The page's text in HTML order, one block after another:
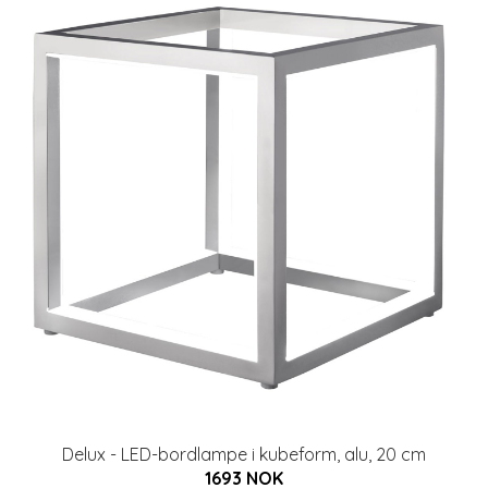
Delux - LED-bordlampe i kubeform, alu, 20 cm
1693 NOK